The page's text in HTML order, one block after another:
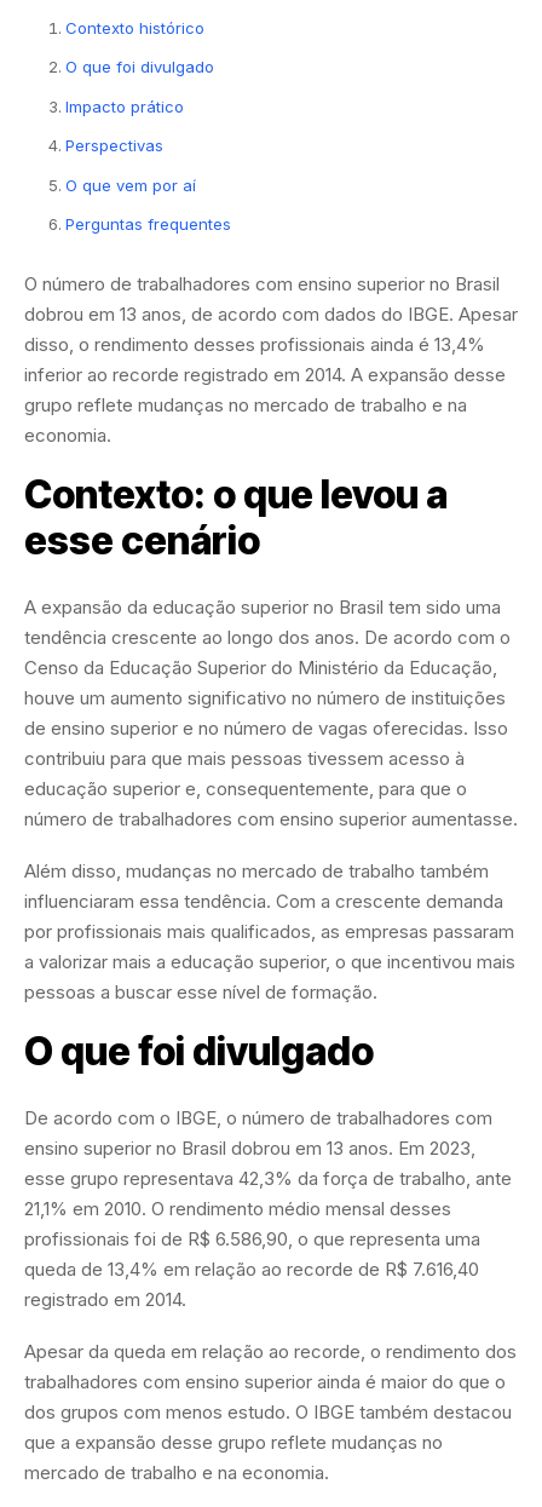
Contexto histórico
O que foi divulgado
Impacto prático
Perspectivas
O que vem por aí
Perguntas frequentes
O número de trabalhadores com ensino superior no Brasil
dobrou em 13 anos, de acordo com dados do IBGE. Apesar
disso, o rendimento desses profissionais ainda é 13,4%
inferior ao recorde registrado em 2014. A expansão desse
grupo reflete mudanças no mercado de trabalho e na
economia.
Contexto: o que levou a
esse cenário
A expansão da educação superior no Brasil tem sido uma
tendência crescente ao longo dos anos. De acordo com o
Censo da Educação Superior do Ministério da Educação,
houve um aumento significativo no número de instituições
de ensino superior e no número de vagas oferecidas. Isso
contribuiu para que mais pessoas tivessem acesso à
educação superior e, consequentemente, para que o
número de trabalhadores com ensino superior aumentasse.
Além disso, mudanças no mercado de trabalho também
influenciaram essa tendência. Com a crescente demanda
por profissionais mais qualificados, as empresas passaram
a valorizar mais a educação superior, o que incentivou mais
pessoas a buscar esse nível de formação.
O que foi divulgado
De acordo com o IBGE, o número de trabalhadores com
ensino superior no Brasil dobrou em 13 anos. Em 2023,
esse grupo representava 42,3% da força de trabalho, ante
21,1% em 2010. O rendimento médio mensal desses
profissionais foi de R$ 6.586,90, o que representa uma
queda de 13,4% em relação ao recorde de R$ 7.616,40
registrado em 2014.
Apesar da queda em relação ao recorde, o rendimento dos
trabalhadores com ensino superior ainda é maior do que o
dos grupos com menos estudo. O IBGE também destacou
que a expansão desse grupo reflete mudanças no
mercado de trabalho e na economia.